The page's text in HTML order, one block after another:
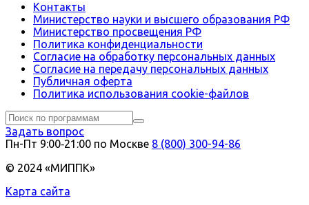
Контакты
Министерство науки и высшего образования РФ
Министерство просвещения РФ
Политика конфиденциальности
Согласие на обработку персональных данных
Согласие на передачу персональных данных
Публичная оферта
Политика использования сookie-файлов
Задать вопрос
Пн-Пт 9:00‑21:00 по Москве 8 (800) 300-94-86
© 2024 «МИППК»
Карта сайта